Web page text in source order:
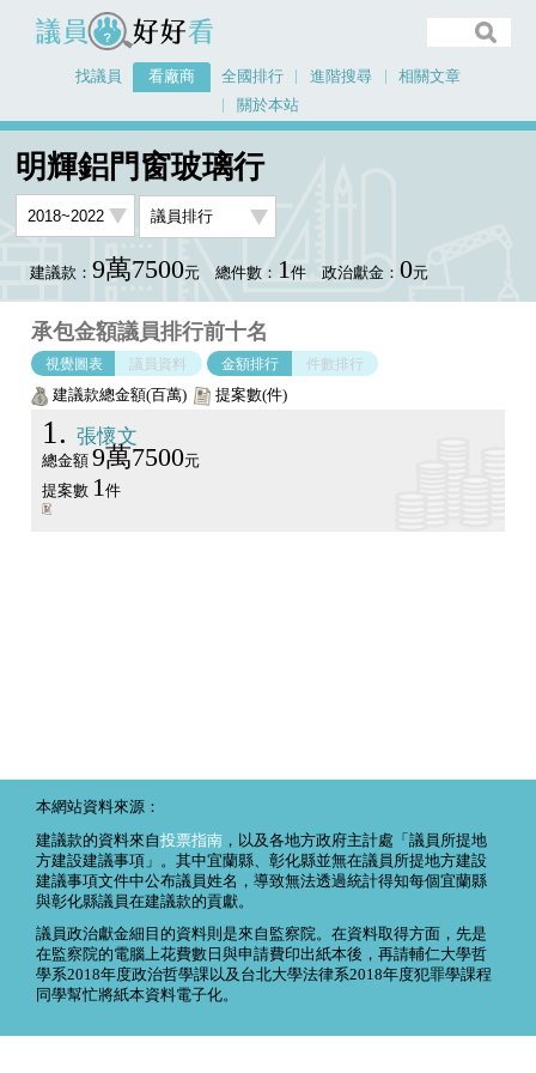
議員好好看
找議員 看廠商 全國排行 進階搜尋
相關文章
關於本站
明輝鋁門窗玻璃行
明輝鋁門窗玻璃行
建議款： 9萬7500元 總件數： 1件 政治獻金： 0元
承包金額議員排行前十名
視覺圖表 議員資料 金額排行 件數排行
建議款總金額(百萬) 提案數(件)
1 張懷文
總金額 9萬7500元
提案數 1件
本網站資料來源：
建議款的資料來自投票指南 ，以及各地方政府主計處「議員所提地
方建設建議事項」。其中宜蘭縣、彰化縣並無在議員所提地方建設
建議事項文件中公布議員姓名，導致無法透過統計得知每個宜蘭縣
與彰化縣議員在建議款的貢獻。
議員政治獻金細目的資料則是來自監察院。在資料取得方面，先是
在監察院的電腦上花費數日與申請費印出紙本後，再請輔仁大學哲
學系2018年度政治哲學課以及台北大學法律系2018年度犯罪學課程
同學幫忙將紙本資料電子化。